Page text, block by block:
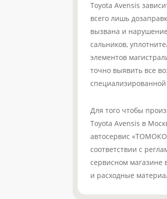
Toyota Avensis
всего лишь
вызвана и
сальников,
элементов
точно выявить все
Для того чтобы
Toyota Avensis в
автосервис
соответствии с
сервисном магазине
и расходные